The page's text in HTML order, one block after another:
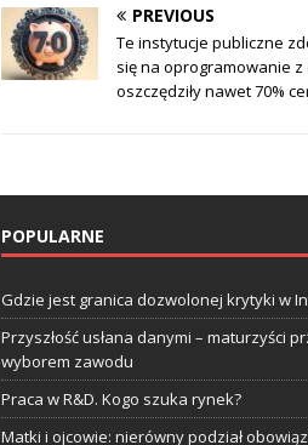
PREVIOUS
Te instytucje publiczne
się na oprogramowanie z
oszczędziły nawet 70%
POPULARNE
Gdzie jest granica dozwolonej krytyki w
Przyszłość usłana danymi – maturzyści
wyborem zawodu
Praca w R&D. Kogo szuka rynek?
Matki i ojcowie: nierówny podział